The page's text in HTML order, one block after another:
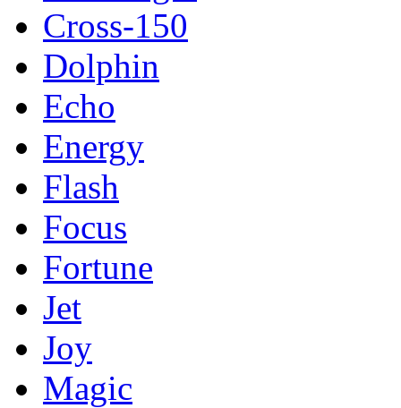
Cross-150
Dolphin
Echo
Energy
Flash
Focus
Fortune
Jet
Joy
Magic